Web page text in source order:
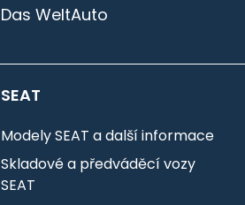
Das WeltAuto
SEAT
Modely SEAT a další informace
Skladové a předváděcí vozy
SEAT